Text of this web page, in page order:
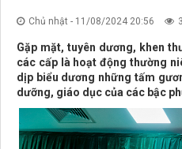
Chủ nhật - 11/08/2024 20:56
Gặp mặt, tuyên dương, khen
các cấp là hoạt động thường
dịp biểu dương những tấm
dưỡng, giáo dục của các bậc